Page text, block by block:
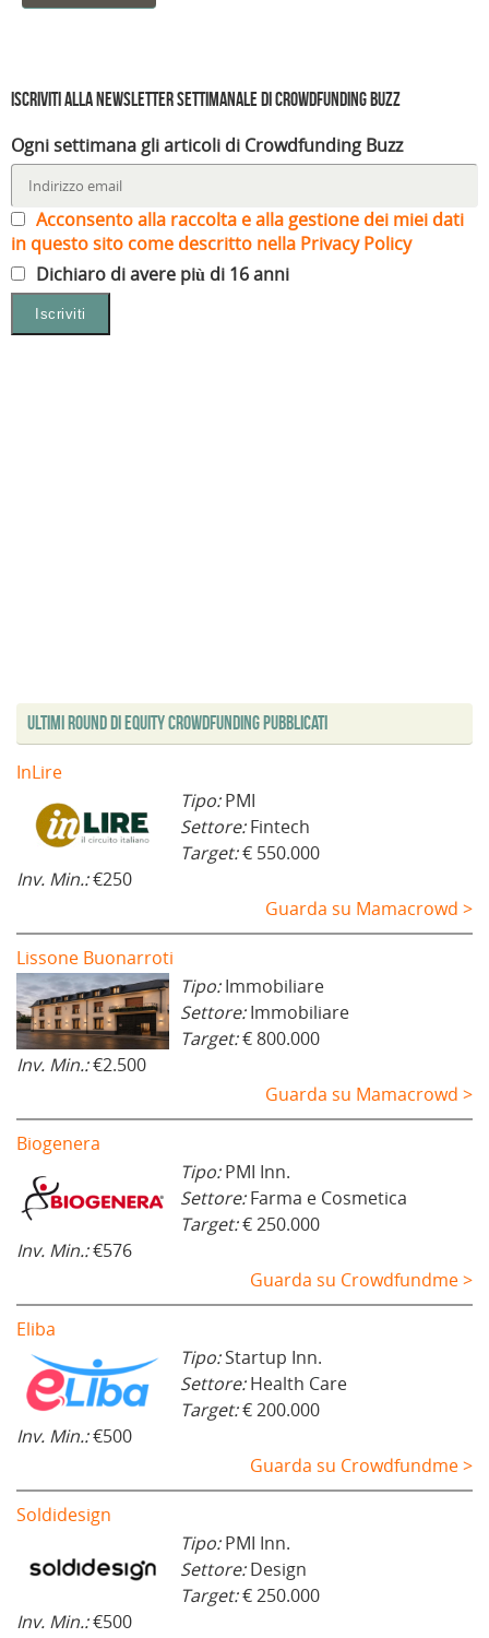
Iscriviti alla Newsletter settimanale di Crowdfunding Buzz
Ogni settimana gli articoli di Crowdfunding Buzz
Acconsento alla raccolta e alla gestione dei miei dati
in questo sito come descritto nella Privacy Policy
Dichiaro di avere più di 16 anni
Ultimi Round di Equity Crowdfunding Pubblicati
InLire
Tipo:PMI
Settore:Fintech
Target:€ 550.000
Inv. Min.:€250
Guarda su Mamacrowd >
Lissone Buonarroti
Tipo:Immobiliare
Settore:Immobiliare
Target:€ 800.000
Inv. Min.:€2.500
Guarda su Mamacrowd >
Biogenera
Tipo:PMI Inn.
Settore:Farma e Cosmetica
Target:€ 250.000
Inv. Min.:€576
Guarda su Crowdfundme >
Eliba
Tipo:Startup Inn.
Settore:Health Care
Target:€ 200.000
Inv. Min.:€500
Guarda su Crowdfundme >
Soldidesign
Tipo:PMI Inn.
Settore:Design
Target:€ 250.000
Inv. Min.:€500